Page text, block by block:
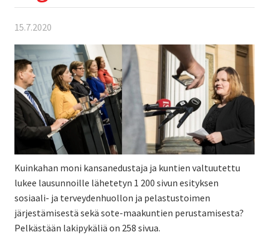
15.7.2020
Kuinkahan moni kansanedustaja ja kuntien valtuutettu
lukee lausunnoille lähetetyn 1 200 sivun esityksen
sosiaali- ja terveydenhuollon ja pelastustoimen
järjestämisestä sekä sote-maakuntien perustamisesta?
Pelkästään lakipykäliä on 258 sivua.